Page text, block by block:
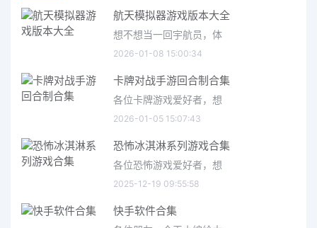
航天模拟器游戏版本大全
想不想当一回宇航员，体
2026-01-08 15:00:34
卡牌对战手游回合制合集
各位卡牌游戏爱好者，想
2026-01-05 15:07:43
恐怖冰淇淋系列游戏合集
各位恐怖游戏爱好者，想
2025-12-19 09:55:58
快手软件合集